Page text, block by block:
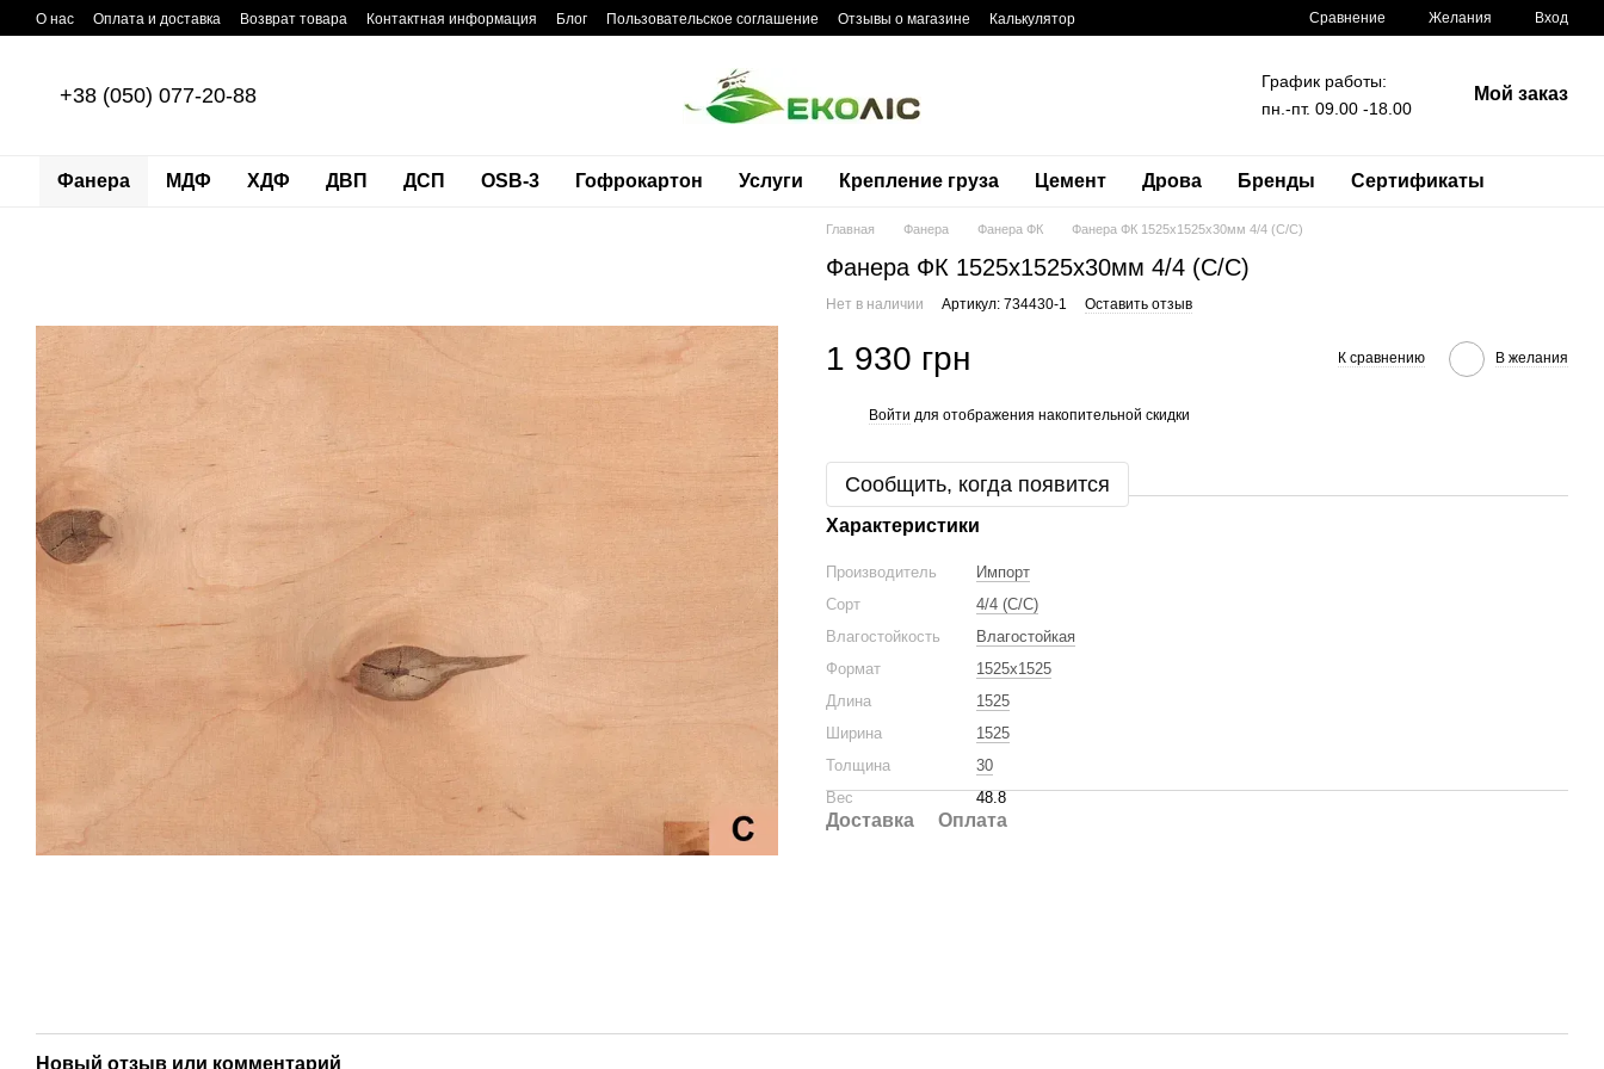
Перейти к основному контенту
О нас Оплата и доставка Возврат товара Контактная информация Блог Пользовательское соглашение Отзывы о магазине Калькулятор Сравнение Желания Вход
+38 (050) 077-20-88
График работы:
пн.-пт. 09.00 -18.00
Мой заказ
Фанера МДФ ХДФ ДВП ДСП OSB-3 Гофрокартон Услуги Крепление груза Цемент Дрова Бренды Сертификаты
Главная Фанера Фанера ФК Фанера ФК 1525x1525x30мм 4/4 (C/C)
Фанера ФК 1525x1525x30мм 4/4 (C/C)
Нет в наличии Артикул: 734430-1 Оставить отзыв
1 930 грн К сравнению В желания
Войти для отображения накопительной скидки
Сообщить, когда появится
Характеристики
Производитель
Импорт
Сорт
4/4 (C/C)
Влагостойкость
Влагостойкая
Формат
1525x1525
Длина
1525
Ширина
1525
Толщина
30
Вес
48.8
Доставка Оплата
Новый отзыв или комментарий